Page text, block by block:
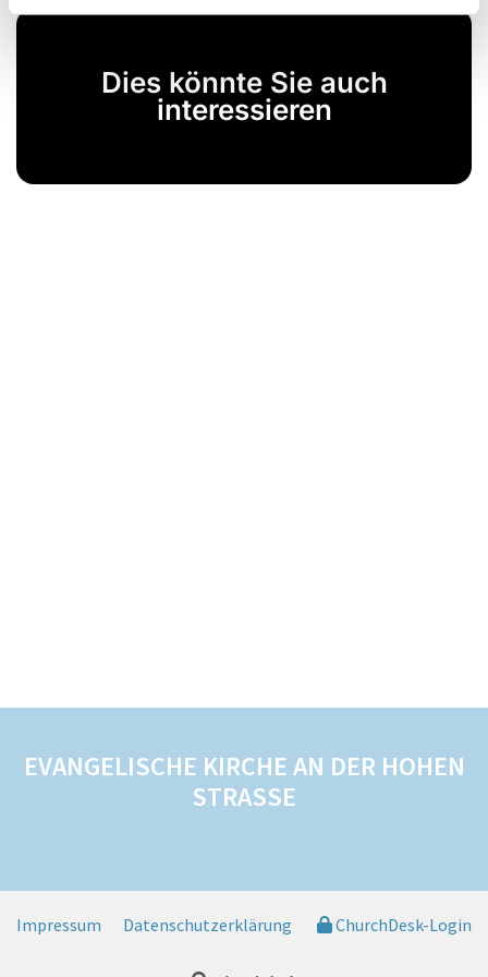
Dies könnte Sie auch
interessieren
EVANGELISCHE KIRCHE AN DER HOHEN
STRASSE
Impressum Datenschutzerklärung ChurchDesk-Login